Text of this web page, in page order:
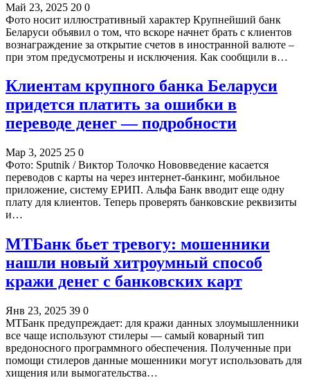
Май 23, 2025 20 0
Фото носит иллюстративный характер Крупнейший банк
Беларуси объявил о том, что вскоре начнет брать с клиентов
вознаграждение за открытие счетов в иностранной валюте –
при этом предусмотрены и исключения. Как сообщили в…
Клиентам крупного банка Беларуси
придется платить за ошибки в
переводе денег — подробности
Мар 3, 2025 25 0
Фото: Sputnik / Виктор Толочко Нововведение касается
переводов с карты на через интернет-банкинг, мобильное
приложение, систему ЕРИП. Альфа Банк вводит еще одну
плату для клиентов. Теперь проверять банковские реквизиты
и…
МТБанк бьет тревогу: мошенники
нашли новый хитроумный способ
кражи денег с банковских карт
Янв 23, 2025 39 0
МТБанк предупреждает: для кражи данных злоумышленники
все чаще используют стилеры — самый коварный тип
вредоносного программного обеспечения. Полученные при
помощи стилеров данные мошенники могут использовать для
хищения или вымогательства…